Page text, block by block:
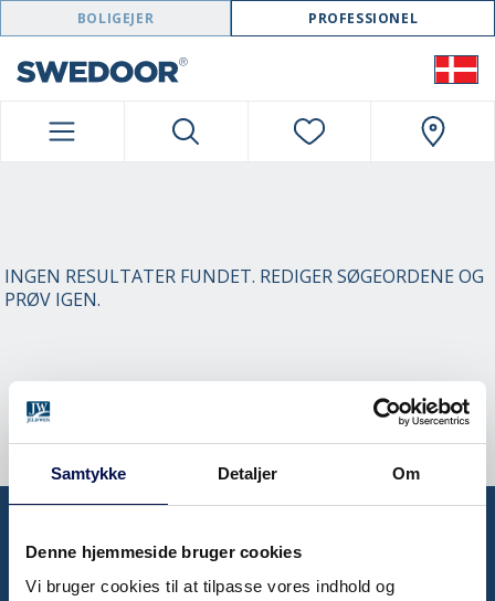
Samtykke Detaljer Om
Denne hjemmeside bruger cookies
Vi bruger cookies til at tilpasse vores indhold og
SWEDOOR NAVIGATION
BOLIGEJER PROFESSIONEL
INGEN RESULTATER FUNDET. REDIGER SØGEORDENE OG
PRØV IGEN.
BROCHURER OG PRISLISTER